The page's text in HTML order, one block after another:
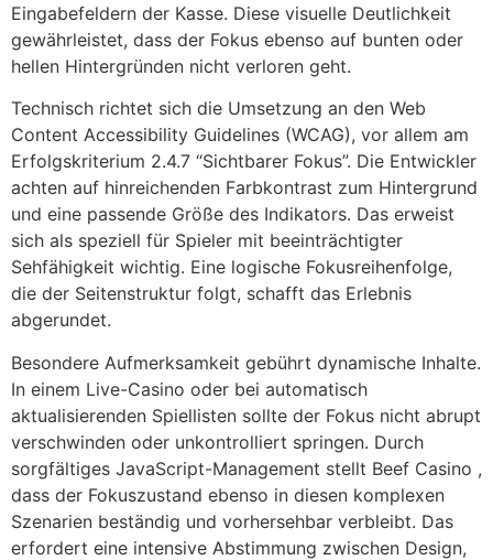
Eingabefeldern der Kasse. Diese visuelle Deutlichkeit
gewährleistet, dass der Fokus ebenso auf bunten oder
hellen Hintergründen nicht verloren geht.
Technisch richtet sich die Umsetzung an den Web
Content Accessibility Guidelines (WCAG), vor allem am
Erfolgskriterium 2.4.7 “Sichtbarer Fokus”. Die Entwickler
achten auf hinreichenden Farbkontrast zum Hintergrund
und eine passende Größe des Indikators. Das erweist
sich als speziell für Spieler mit beeinträchtigter
Sehfähigkeit wichtig. Eine logische Fokusreihenfolge,
die der Seitenstruktur folgt, schafft das Erlebnis
abgerundet.
Besondere Aufmerksamkeit gebührt dynamische Inhalte.
In einem Live-Casino oder bei automatisch
aktualisierenden Spiellisten sollte der Fokus nicht abrupt
verschwinden oder unkontrolliert springen. Durch
sorgfältiges JavaScript-Management stellt Beef Casino ,
dass der Fokuszustand ebenso in diesen komplexen
Szenarien beständig und vorhersehbar verbleibt. Das
erfordert eine intensive Abstimmung zwischen Design,